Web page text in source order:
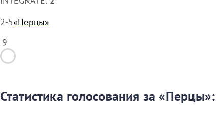
2-5«Перцы»
9
Статистика голосования за «Перцы»: